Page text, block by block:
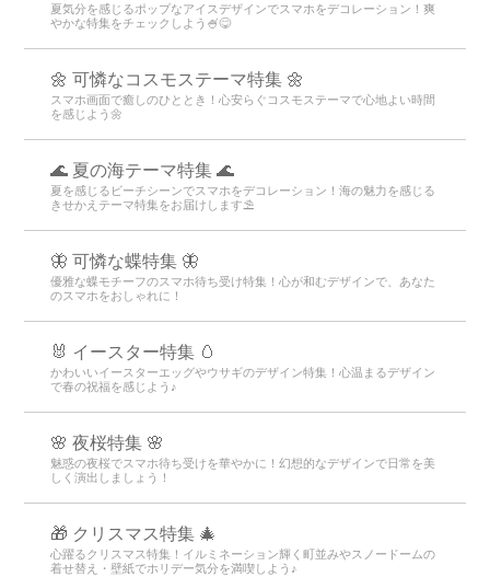
夏気分を感じるポップなアイスデザインでスマホをデコレーション！爽
やかな特集をチェックしよう🍧😋
🌼 可憐なコスモステーマ特集 🌼
スマホ画面で癒しのひととき！心安らぐコスモステーマで心地よい時間
を感じよう🌼
🌊 夏の海テーマ特集 🌊
夏を感じるビーチシーンでスマホをデコレーション！海の魅力を感じる
きせかえテーマ特集をお届けします⛱️
🦋 可憐な蝶特集 🦋
優雅な蝶モチーフのスマホ待ち受け特集！心が和むデザインで、あなた
のスマホをおしゃれに！
🐰 イースター特集 🥚
かわいいイースターエッグやウサギのデザイン特集！心温まるデザイン
で春の祝福を感じよう♪
🌸 夜桜特集 🌸
魅惑の夜桜でスマホ待ち受けを華やかに！幻想的なデザインで日常を美
しく演出しましょう！
🎁 クリスマス特集 🎄
心躍るクリスマス特集！イルミネーション輝く町並みやスノードームの
着せ替え・壁紙でホリデー気分を満喫しよう♪